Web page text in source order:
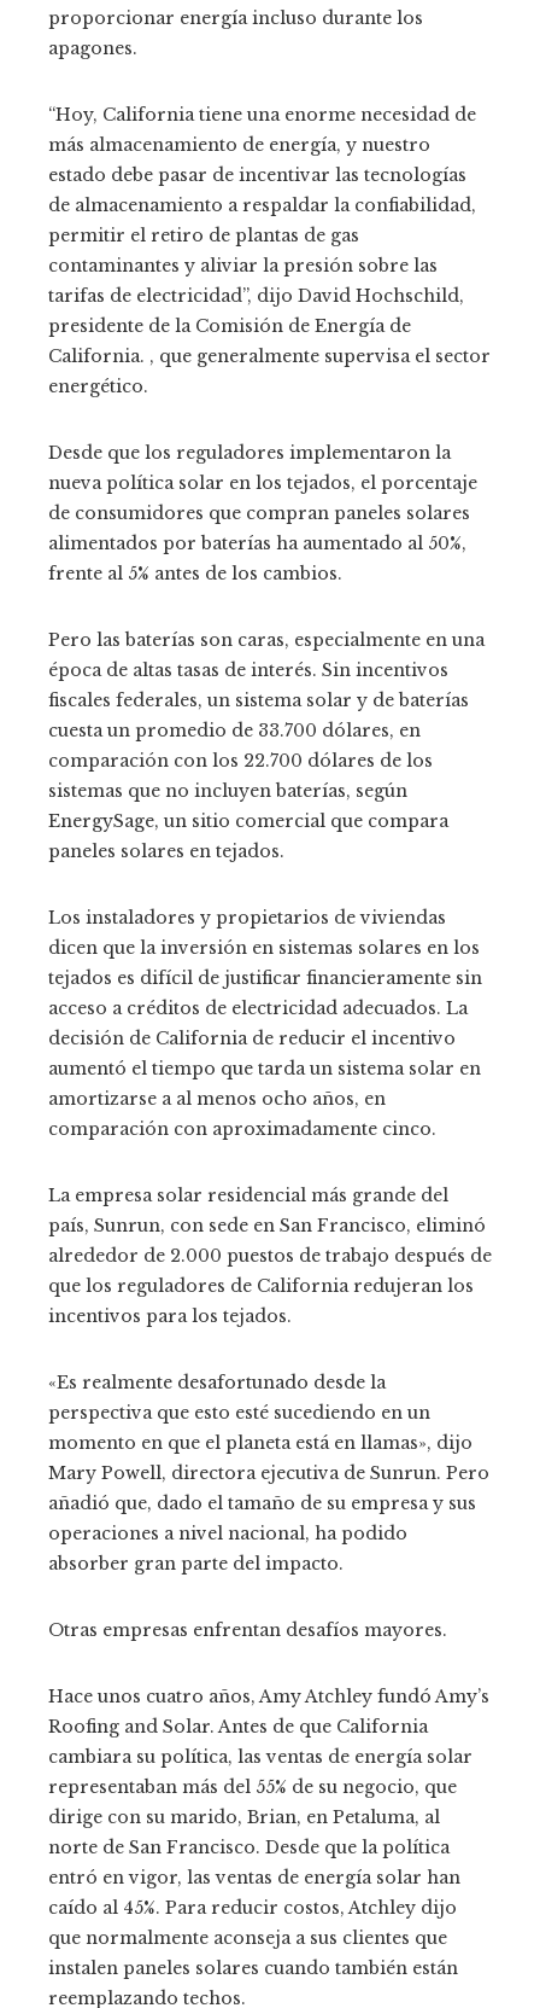
proporcionar energía incluso durante los
apagones.
“Hoy, California tiene una enorme necesidad de
más almacenamiento de energía, y nuestro
estado debe pasar de incentivar las tecnologías
de almacenamiento a respaldar la confiabilidad,
permitir el retiro de plantas de gas
contaminantes y aliviar la presión sobre las
tarifas de electricidad”, dijo David Hochschild,
presidente de la Comisión de Energía de
California. , que generalmente supervisa el sector
energético.
Desde que los reguladores implementaron la
nueva política solar en los tejados, el porcentaje
de consumidores que compran paneles solares
alimentados por baterías ha aumentado al 50%,
frente al 5% antes de los cambios.
Pero las baterías son caras, especialmente en una
época de altas tasas de interés. Sin incentivos
fiscales federales, un sistema solar y de baterías
cuesta un promedio de 33.700 dólares, en
comparación con los 22.700 dólares de los
sistemas que no incluyen baterías, según
EnergySage, un sitio comercial que compara
paneles solares en tejados.
Los instaladores y propietarios de viviendas
dicen que la inversión en sistemas solares en los
tejados es difícil de justificar financieramente sin
acceso a créditos de electricidad adecuados. La
decisión de California de reducir el incentivo
aumentó el tiempo que tarda un sistema solar en
amortizarse a al menos ocho años, en
comparación con aproximadamente cinco.
La empresa solar residencial más grande del
país, Sunrun, con sede en San Francisco, eliminó
alrededor de 2.000 puestos de trabajo después de
que los reguladores de California redujeran los
incentivos para los tejados.
«Es realmente desafortunado desde la
perspectiva que esto esté sucediendo en un
momento en que el planeta está en llamas», dijo
Mary Powell, directora ejecutiva de Sunrun. Pero
añadió que, dado el tamaño de su empresa y sus
operaciones a nivel nacional, ha podido
absorber gran parte del impacto.
Otras empresas enfrentan desafíos mayores.
Hace unos cuatro años, Amy Atchley fundó Amy’s
Roofing and Solar. Antes de que California
cambiara su política, las ventas de energía solar
representaban más del 55% de su negocio, que
dirige con su marido, Brian, en Petaluma, al
norte de San Francisco. Desde que la política
entró en vigor, las ventas de energía solar han
caído al 45%. Para reducir costos, Atchley dijo
que normalmente aconseja a sus clientes que
instalen paneles solares cuando también están
reemplazando techos.